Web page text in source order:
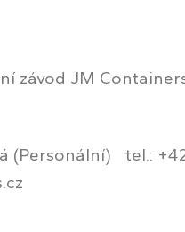
závod JM
tel.: